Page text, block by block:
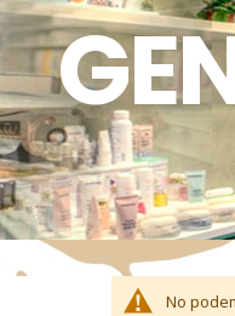
No